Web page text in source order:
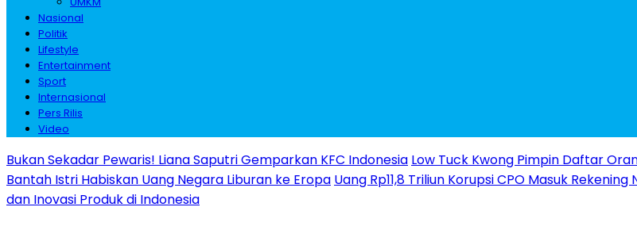
Nasional
Politik
Lifestyle
Entertainment
Sport
Internasional
Pers Rilis
Video
Bukan Sekadar Pewaris! Liana Saputri Gemparkan KFC Indonesia Low Tuck Kwong Pimpin Daftar
Bantah Istri Habiskan Uang Negara Liburan ke Eropa Uang Rp11,8 Triliun Korupsi CPO Masuk Rekening
dan Inovasi Produk di Indonesia